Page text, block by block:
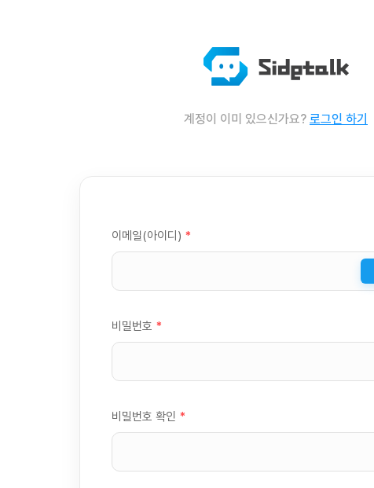
계정이 이미 있으신가요? 로그인 하기
이메일(아이디) *
비밀번호 *
비밀번호 확인 *